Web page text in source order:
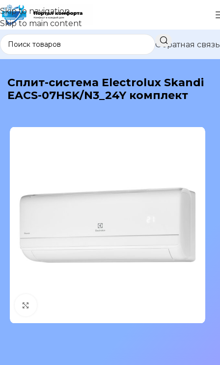
Skip to navigation
Skip to main content
Обратная связь
В каталог
Сплит-система Electrolux Skandi
EACS-07HSK/N3_24Y комплект